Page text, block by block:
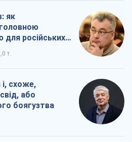
як
для російських
т.
схоже,
або
боягузтва